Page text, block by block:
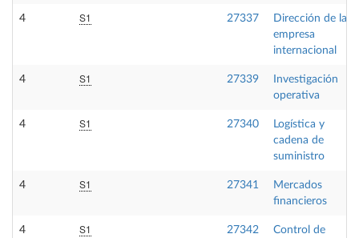
4 S1 27337
Dirección de la
empresa
internacional
4 S1 27339
Investigación
operativa
4 S1 27340
Logística y
cadena de
suministro
4 S1 27341
Mercados
financieros
4 S1 27342
Control de